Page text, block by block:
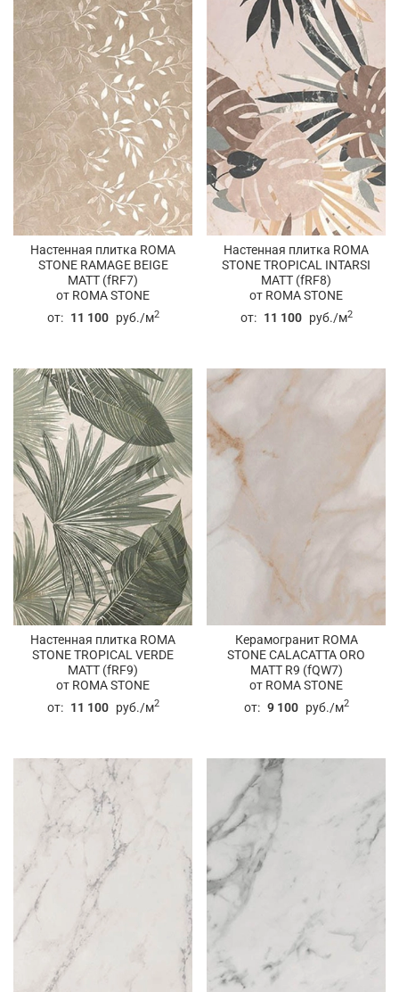
Настенная плитка ROMA
STONE RAMAGE BEIGE
MATT (fRF7)
от ROMA STONE
от: 11 100 руб./м2
Настенная плитка ROMA
STONE TROPICAL INTARSI
MATT (fRF8)
от ROMA STONE
от: 11 100 руб./м2
Настенная плитка ROMA
STONE TROPICAL VERDE
MATT (fRF9)
от ROMA STONE
от: 11 100 руб./м2
Керамогранит ROMA
STONE CALACATTA ORO
MATT R9 (fQW7)
от ROMA STONE
от: 9 100 руб./м2